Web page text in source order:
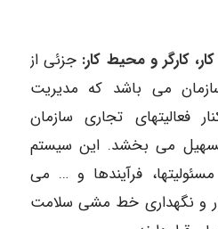
کارگر و محیط کار: جزئی از
می باشد که مدیریت
فعالیتهای تجاری سازمان
می بخشد. این سیستم
فرآیندها و … می
و نگهداری خط مشی سلامت